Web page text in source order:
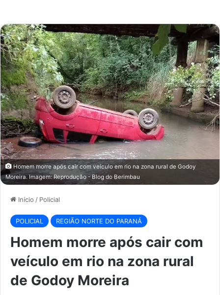
Homem morre após cair com veículo em rio na zona rural de Godoy
Moreira. Imagem: Reprodução - Blog do Berimbau
Início / Policial
POLICIAL REGIÃO NORTE DO PARANÁ
Homem morre após cair com
veículo em rio na zona rural
de Godoy Moreira